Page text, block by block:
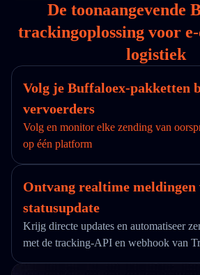
De toonaangevende
trackingoplossing voor
logistiek
Volg je Buffaloex-pakketten
vervoerders
Volg en monitor elke zending van
op één platform
Ontvang realtime meldingen
statusupdate
Krijg directe updates en automatiseer
met de tracking-API en webhook van